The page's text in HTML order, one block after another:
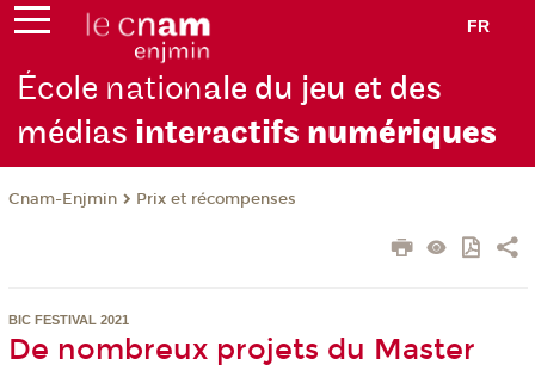
FR
École nationale du jeu et des
médias interactifs numériques
Cnam-Enjmin Prix et récompenses
BIC FESTIVAL 2021
De nombreux projets du Master